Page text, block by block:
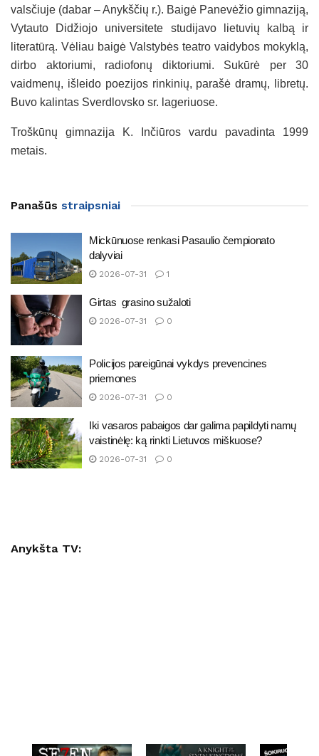
valsčiuje (dabar – Anykščių r.). Baigė Panevėžio gimnaziją,
Vytauto Didžiojo universitete studijavo lietuvių kalbą ir
literatūrą. Vėliau baigė Valstybės teatro vaidybos mokyklą,
dirbo aktoriumi, radiofonų diktoriumi. Sukūrė per 30
vaidmenų, išleido poezijos rinkinių, parašė dramų, libretų.
Buvo kalintas Sverdlovsko sr. lageriuose.
Troškūnų gimnazija K. Inčiūros vardu pavadinta 1999
metais.
Panašūs straipsniai
Mickūnuose renkasi Pasaulio čempionato
dalyviai
2026-07-31 1
Girtas grasino sužaloti
2026-07-31 0
Policijos pareigūnai vykdys prevencines
priemones
2026-07-31 0
Iki vasaros pabaigos dar galima papildyti namų
vaistinėlę: ką rinkti Lietuvos miškuose?
2026-07-31 0
Anykšta TV: